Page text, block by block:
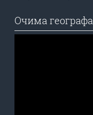
Очима географа